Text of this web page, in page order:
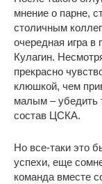
мнение о парне,
столичным
очередная игра в
Кулагин.
прекрасно
клюшкой, чем
малым – убедить
состав ЦСКА.
Но все-таки это
успехи, еще
команда вместе